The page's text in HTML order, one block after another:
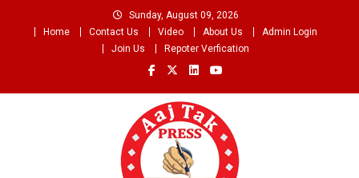
Sunday, August 09, 2026
Home
Contact Us Video About Us
Admin Login
Join Us
Repoter Verfication